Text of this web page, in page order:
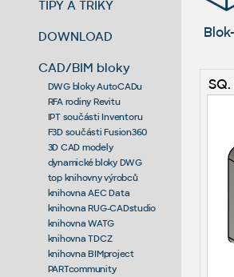
TIPY A TRIKY
DOWNLOAD
CAD/BIM bloky
DWG bloky AutoCADu
RFA rodiny Revitu
IPT součásti Inventoru
F3D součásti Fusion360
3D CAD modely
dynamické bloky DWG
top knihovny výrobců
knihovna AEC Data
knihovna RUG-CADstudio
knihovna WATG
knihovna TDCZ
knihovna BIMproject
PARTcommunity
SQ.